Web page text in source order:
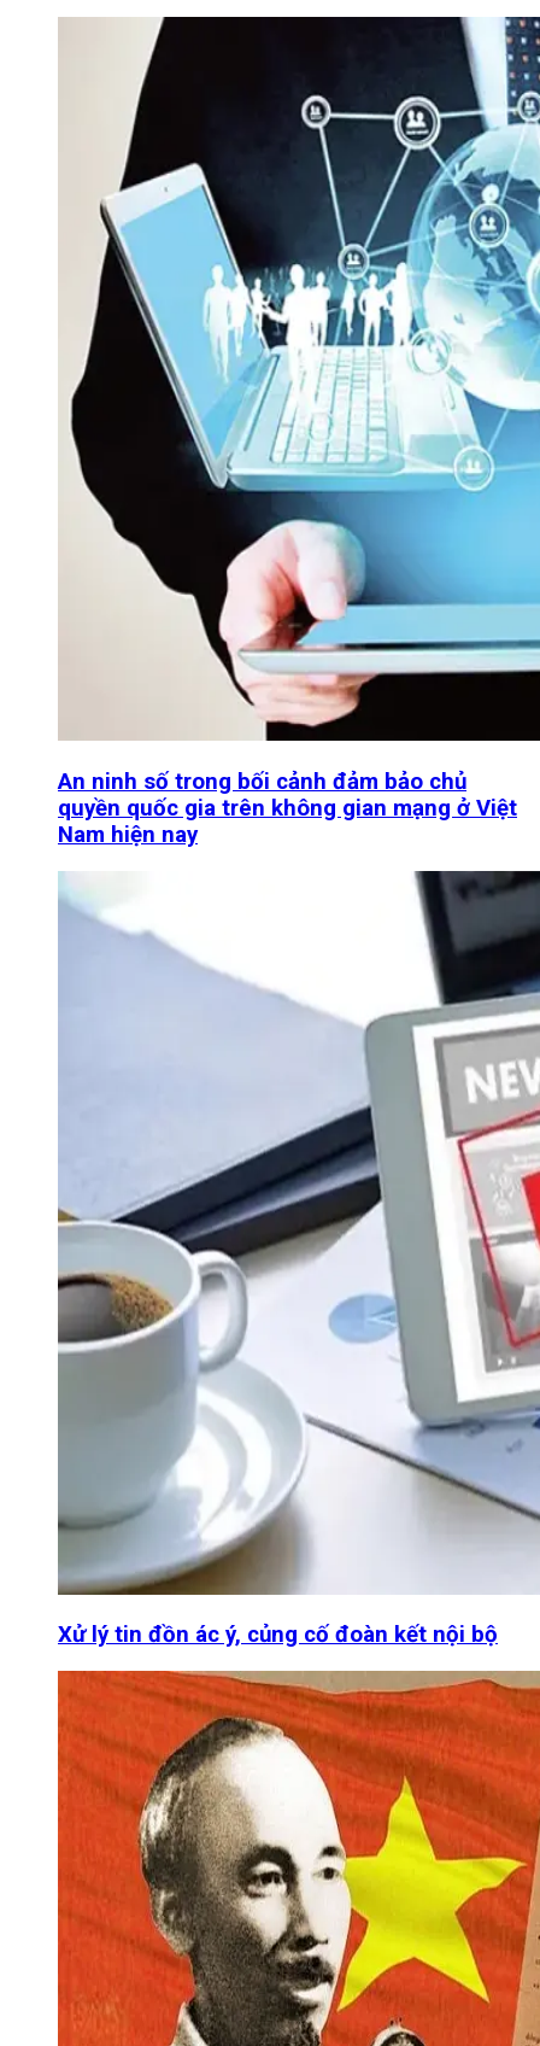
An ninh số trong bối cảnh đảm bảo chủ
quyền quốc gia trên không gian mạng ở Việt
Nam hiện nay
Xử lý tin đồn ác ý, củng cố đoàn kết nội bộ